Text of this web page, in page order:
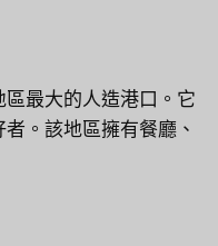
最大的人造港口。它
。該地區擁有餐廳、